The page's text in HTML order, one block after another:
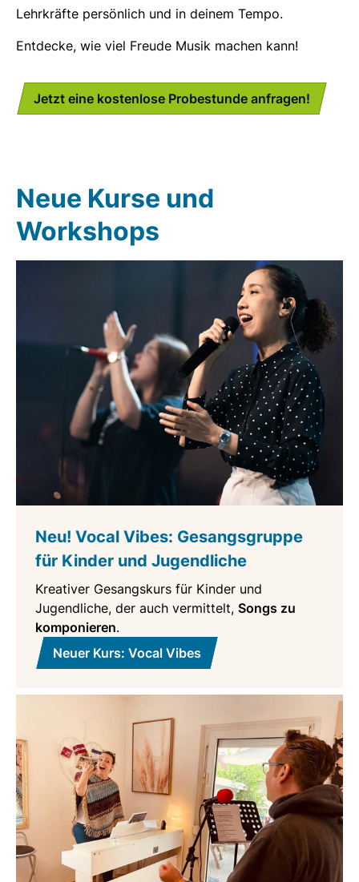
Lehrkräfte persönlich und in deinem Tempo.
Entdecke, wie viel Freude Musik machen kann!
Jetzt eine kostenlose Probestunde anfragen!
Neue Kurse und
Workshops
Neu! Vocal Vibes: Gesangsgruppe
für Kinder und Jugendliche
Kreativer Gesangskurs für Kinder und
Jugendliche, der auch vermittelt, Songs zu
komponieren.
Neuer Kurs: Vocal Vibes